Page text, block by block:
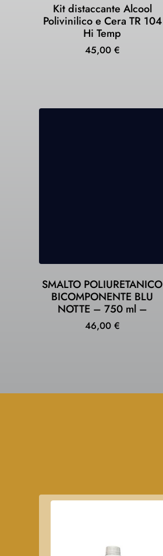
Kit distaccante Alcool
Polivinilico e Cera TR 104
Hi Temp
45,00 €
SMALTO POLIURETANICO
BICOMPONENTE BLU
NOTTE – 750 ml –
46,00 €